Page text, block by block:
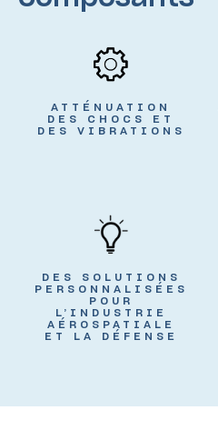
ATTÉNUATION
DES CHOCS ET
DES VIBRATIONS
DES SOLUTIONS
PERSONNALISÉES
POUR
L’INDUSTRIE
AÉROSPATIALE
ET LA DÉFENSE